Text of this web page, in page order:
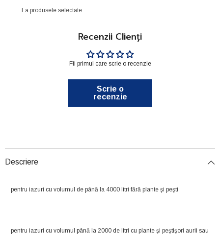
La produsele selectate
Recenzii Clienți
Fii primul care scrie o recenzie
Scrie o
recenzie
Descriere
pentru iazuri cu volumul de până la 4000 litri fără plante şi peşti
pentru iazuri cu volumul până la 2000 de litri cu plante şi peştişori aurii sau